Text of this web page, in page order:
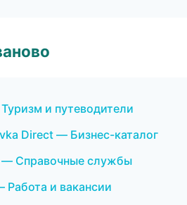
и путеводители
Direct — Бизнес-каталог
— Справочные службы
Работа и вакансии